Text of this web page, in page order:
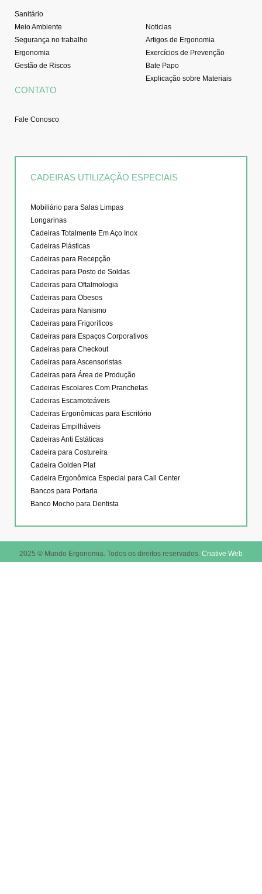
Sanitário
Meio Ambiente
Segurança no trabalho
Ergonomia
Gestão de Riscos
CONTATO
Fale Conosco
Noticias
Artigos de Ergonomia
Exercícios de Prevenção
Bate Papo
Explicação sobre Materiais
CADEIRAS UTILIZAÇÃO ESPECIAIS
Mobiliário para Salas Limpas
Longarinas
Cadeiras Totalmente Em Aço Inox
Cadeiras Plásticas
Cadeiras para Recepção
Cadeiras para Posto de Soldas
Cadeiras para Oftalmologia
Cadeiras para Obesos
Cadeiras para Nanismo
Cadeiras para Frigoríficos
Cadeiras para Espaços Corporativos
Cadeiras para Checkout
Cadeiras para Ascensoristas
Cadeiras para Área de Produção
Cadeiras Escolares Com Pranchetas
Cadeiras Escamoteáveis
Cadeiras Ergonômicas para Escritório
Cadeiras Empilháveis
Cadeiras Anti Estáticas
Cadeira para Costureira
Cadeira Golden Plat
Cadeira Ergonômica Especial para Call Center
Bancos para Portaria
Banco Mocho para Dentista
2025 © Mundo Ergonomia. Todos os direitos reservados. Criative Web